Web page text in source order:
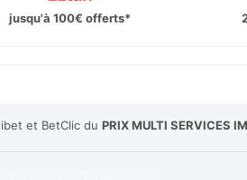
jusqu'à 100€ offerts*
et BetClic duPRIX MULTI SERVICES